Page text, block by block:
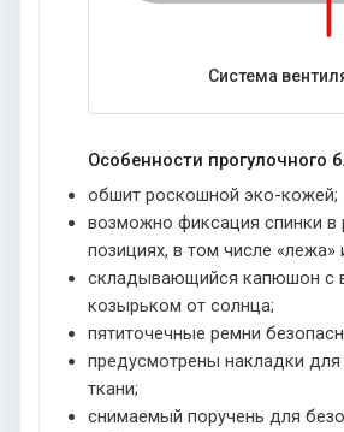
Система
Особенности прогулочного
обшит роскошной эко-кожей;
возможно фиксация спинки в
позициях, в том числе «лежа»
складывающийся капюшон с
козырьком от солнца;
пятиточечные ремни
предусмотрены накладки для
ткани;
снимаемый поручень для